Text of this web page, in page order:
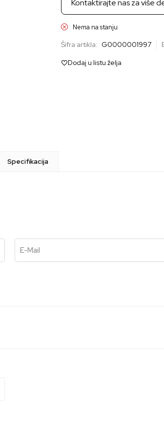
Kontaktirajte nas za više
Nema na stanju
Šifra artikla: G0000001997
Dodaj u listu želja
Specifikacija
E-Mail